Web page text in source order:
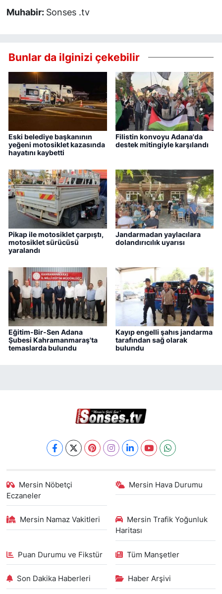
Muhabir: Sonses .tv
Bunlar da ilginizi çekebilir
Eski belediye başkanının
yeğeni motosiklet kazasında
hayatını kaybetti
Filistin konvoyu Adana'da
destek mitingiyle karşılandı
Pikap ile motosiklet çarpıştı,
motosiklet sürücüsü
yaralandı
Jandarmadan yaylacılara
dolandırıcılık uyarısı
Eğitim-Bir-Sen Adana
Şubesi Kahramanmaraş'ta
temaslarda bulundu
Kayıp engelli şahıs jandarma
tarafından sağ olarak
bulundu
Mersin Nöbetçi
Eczaneler
Mersin Hava Durumu
Mersin Namaz Vakitleri
Mersin Trafik Yoğunluk
Haritası
Puan Durumu ve Fikstür Tüm Manşetler
Son Dakika Haberleri Haber Arşivi